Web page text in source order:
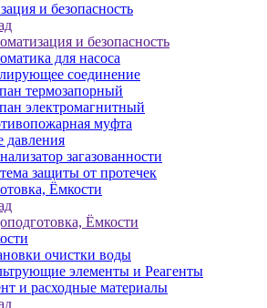
и безопасность
и безопасность
для насоса
соединение
термозапорный
электромагнитный
муфта
давления
загазованности
защиты от протечек
Ёмкости
Ёмкости
очистки воды
элементы и Реагенты
и расходные материалы